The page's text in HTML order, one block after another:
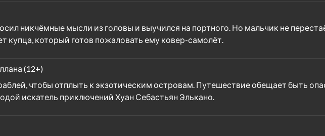
никчёмные мысли из головы и выучился на портного. Но мальчик не
купца, который готов пожаловать ему ковер-самолёт.
(12+)
чтобы отплыть к экзотическим островам. Путешествие обещает быть
искатель приключений Хуан Себастьян Элькано.